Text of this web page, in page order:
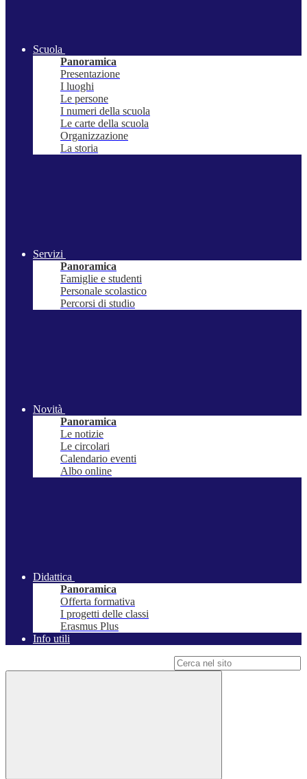
Scuola
Panoramica
Presentazione
I luoghi
Le persone
I numeri della scuola
Le carte della scuola
Organizzazione
La storia
Servizi
Panoramica
Famiglie e studenti
Personale scolastico
Percorsi di studio
Novità
Panoramica
Le notizie
Le circolari
Calendario eventi
Albo online
Didattica
Panoramica
Offerta formativa
I progetti delle classi
Erasmus Plus
Info utili